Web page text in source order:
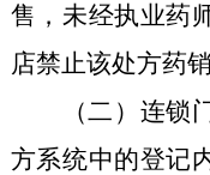
售，未经执业药
店禁止该处方药销
（二） 连锁
方系统中的登记